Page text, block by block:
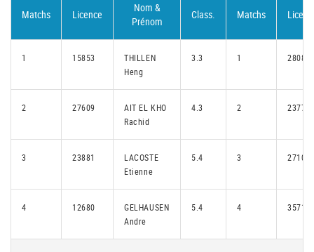
Matchs Licence
Nom &
Prénom
Class. Matchs
1 15853
THILLEN
Heng
3.3 1 28083
2 27609
AIT EL KHO
Rachid
4.3 2 23771
3 23881
LACOSTE
Etienne
5.4 3 27104
4 12680
GELHAUSEN
Andre
5.4 4 35714